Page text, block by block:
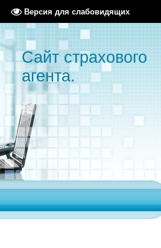
Версия для слабовидящих
Сайт страхового
агента.